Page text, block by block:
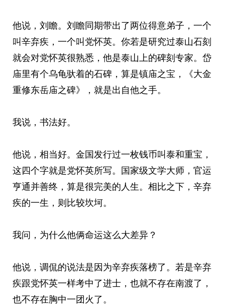
他说，刘瞻。刘瞻同期带出了两位得意弟子，一个
叫辛弃疾，一个叫党怀英。你若是研究过泰山石刻
就会对党怀英很熟悉，他是泰山上的碑刻专家。岱
庙里有个乌龟驮着的石碑，算是镇庙之宝，《大金
重修东岳庙之碑》，就是出自他之手。
我说，书法好。
他说，相当好。金国发行过一枚钱币叫泰和重宝，
这四个字就是党怀英所写。国家级文学大师，官运
亨通并善终，算是很完美的人生。相比之下，辛弃
疾的一生，则比较坎坷。
我问，为什么他俩命运这么大差异？
他说，调侃的说法是因为辛弃疾落榜了。若是辛弃
疾跟党怀英一样考中了进士，也就不存在南渡了，
也不存在胸中一团火了。